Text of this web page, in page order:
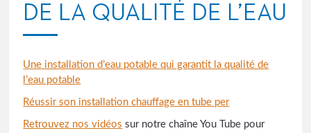
DE LA QUALITÉ DE L’EAU
Une installation d’eau potable qui garantit la qualité de
l’eau potable
Réussir son installation chauffage en tube per
Retrouvez nos vidéos sur notre chaîne You Tube pour